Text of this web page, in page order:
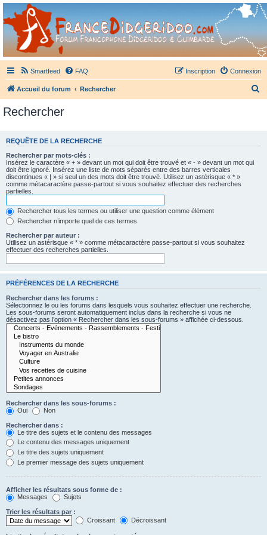
France Didgeridoo
Didgeridoo et Guimbarde sur France Didgeridoo - retrouvez la communauté.
Smartfeed FAQ Connexion
Inscription
Accueil du forum Rechercher
e
Rechercher
REQUÊTE DE LA RECHERCHE
Rechercher par mots-clés :
Insérez le caractère « + » devant un mot qui doit être trouvé et « - » devant un mot qui
doit être ignoré. Insérez une liste de mots séparés entre des barres verticales
discontinues « | » si seul un des mots doit être trouvé. Utilisez un astérisque « * »
comme métacaractère passe-partout si vous souhaitez effectuer des recherches
partielles.
Rechercher tous les termes ou utiliser une question comme élément
Rechercher n’importe quel de ces termes
Rechercher par auteur :
Utilisez un astérisque « * » comme métacaractère passe-partout si vous souhaitez
effectuer des recherches partielles.
PRÉFÉRENCES DE LA RECHERCHE
Rechercher dans les forums :
Sélectionnez le ou les forums dans lesquels vous souhaitez effectuer une recherche.
Les sous-forums seront automatiquement inclus dans la recherche si vous ne
désactivez pas l’option « Rechercher dans les sous-forums » affichée ci-dessous.
Rechercher dans les sous-forums :
Oui
Non
Rechercher dans :
Le titre des sujets et le contenu des messages
Le contenu des messages uniquement
Le titre des sujets uniquement
Le premier message des sujets uniquement
Afficher les résultats sous forme de :
Messages
Sujets
Trier les résultats par :
Croissant
Décroissant